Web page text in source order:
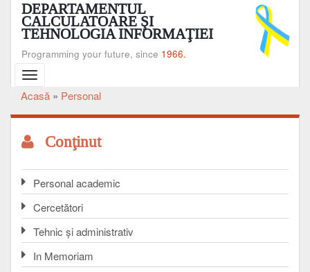
DEPARTAMENTUL
CALCULATOARE ŞI
TEHNOLOGIA INFORMAŢIEI
Programming your future, since 1966.
Toggle
navigation
Breadcrumb
Acasă Personal
Conţinut
Personal academic
Cercetători
Tehnic și administrativ
In Memoriam